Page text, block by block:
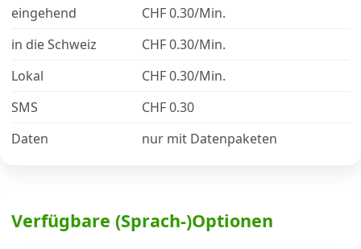
Datenschutz·AGB Impressum
eingehend
CHF 0.30/Min.
in die Schweiz
CHF 0.30/Min.
Lokal
CHF 0.30/Min.
SMS
CHF 0.30
Daten
nur mit Datenpaketen
Verfügbare (Sprach-)Optionen